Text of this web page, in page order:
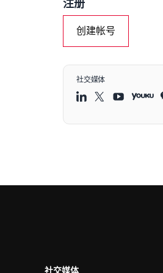
注册
创建帐号
社交媒体
社交媒体